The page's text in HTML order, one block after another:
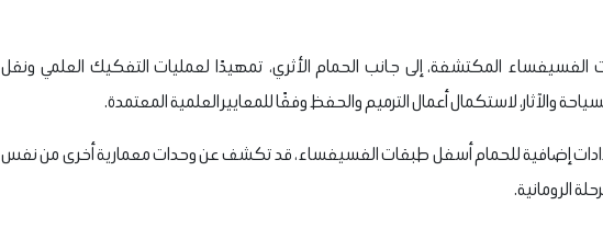
الفسيفساء المكتشفة، إلى جانب الحمام الأثري، تمهيدًا لعمليات التفكيك العلمي ونقل
والآثار، لاستكمال أعمال الترميم والحفظ وفقًا للمعايير العلمية المعتمدة.
امتدادات إضافية للحمام أسفل طبقات الفسيفساء، قد تكشف عن وحدات معمارية أخرى من نفس
الرومانية.